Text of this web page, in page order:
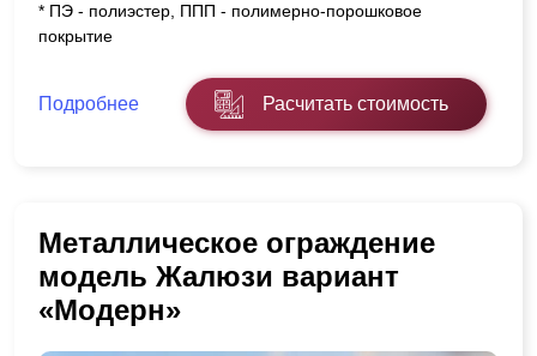
* ПЭ - полиэстер, ППП - полимерно-порошковое
покрытие
Подробнее Расчитать стоимость
Металлическое ограждение
модель Жалюзи вариант
«Модерн»